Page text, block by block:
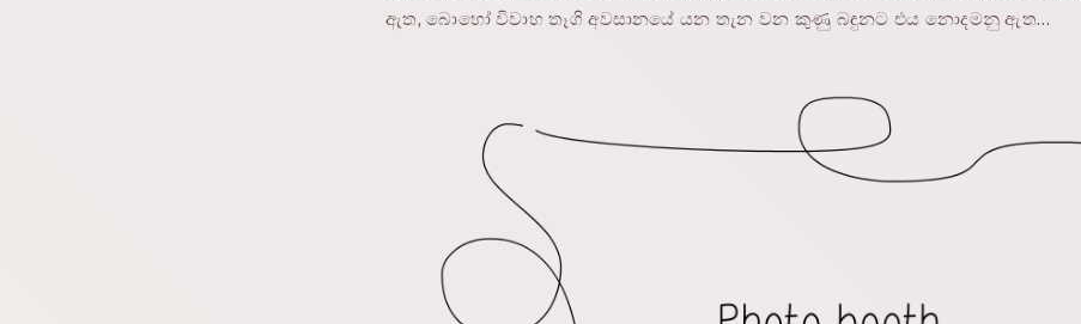
ඇත, බොහෝ විවාහ තෑගි අවසානයේ යන තැන වන කුණු බඳුනට එය නොදමනු ඇත…